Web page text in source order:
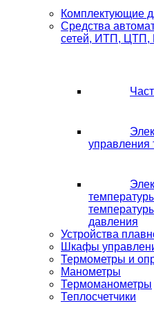
Комплектующие
Средства
сетей, ИТП, ЦТП,
управления
давления
Устройства
Шкафы
Термометры и
Манометры
Термоманометры
Теплосчетчики